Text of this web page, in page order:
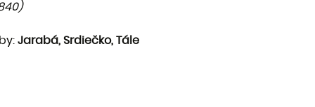
Jarabá, Srdiečko, Tále